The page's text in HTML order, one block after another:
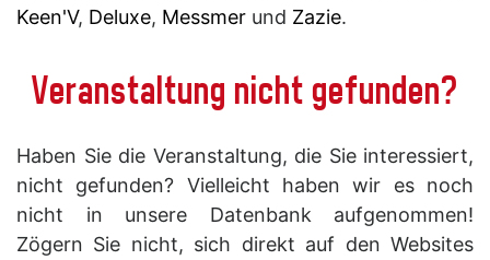
Keen'V, Deluxe, Messmer und Zazie.
Veranstaltung nicht gefunden?
Haben Sie die Veranstaltung, die Sie interessiert,
nicht gefunden? Vielleicht haben wir es noch
nicht in unsere Datenbank aufgenommen!
Zögern Sie nicht, sich direkt auf den Websites